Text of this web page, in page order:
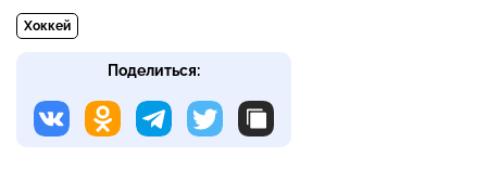
Хоккей
Поделиться: